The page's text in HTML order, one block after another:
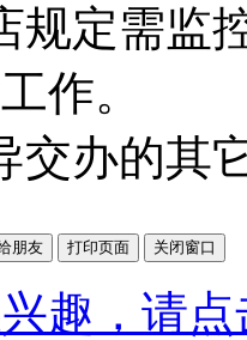
规定需监
作。
交办的其
趣，请